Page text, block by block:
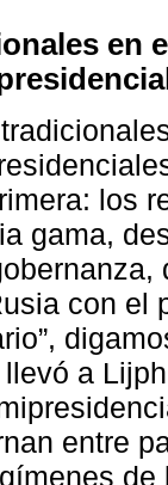
en
los
gama,
con el
a
entre